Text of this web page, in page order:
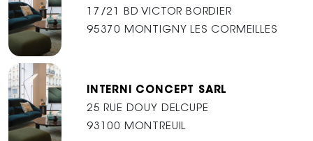
17/21 BD VICTOR BORDIER
95370 MONTIGNY LES CORMEILLES
INTERNI CONCEPT SARL
25 RUE DOUY DELCUPE
93100 MONTREUIL